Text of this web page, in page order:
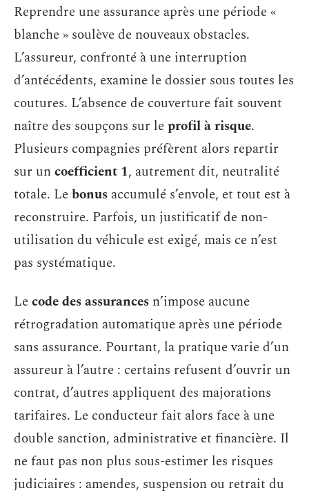
Reprendre une assurance après une période «
blanche » soulève de nouveaux obstacles.
L’assureur, confronté à une interruption
d’antécédents, examine le dossier sous toutes les
coutures. L’absence de couverture fait souvent
naître des soupçons sur leprofil à risque.
Plusieurs compagnies préfèrent alors repartir
sur uncoefficient 1, autrement dit, neutralité
totale. Lebonus accumulé s’envole, et tout est à
reconstruire. Parfois, un justificatif de non-
utilisation du véhicule est exigé, mais ce n’est
pas systématique.
Lecode des assurances n’impose aucune
rétrogradation automatique après une période
sans assurance. Pourtant, la pratique varie d’un
assureur à l’autre : certains refusent d’ouvrir un
contrat, d’autres appliquent des majorations
tarifaires. Le conducteur fait alors face à une
double sanction, administrative et financière. Il
ne faut pas non plus sous-estimer les risques
judiciaires : amendes, suspension ou retrait du